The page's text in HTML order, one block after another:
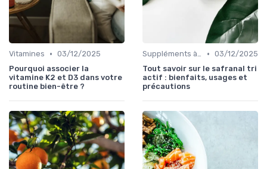
Vitamines • 03/12/2025
Pourquoi associer la
vitamine K2 et D3 dans votre
routine bien-être ?
Suppléments à base de plantes • 03/12/2025
Tout savoir sur le safranal tri
actif : bienfaits, usages et
précautions